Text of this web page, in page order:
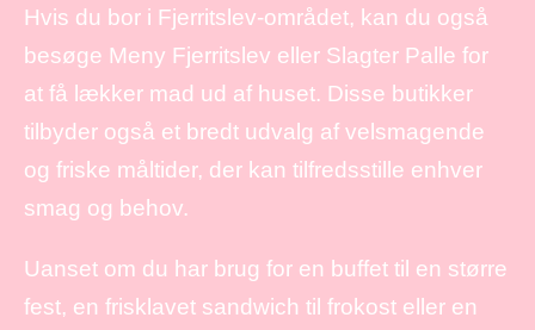
Hvis du bor i Fjerritslev-området, kan du også
besøge Meny Fjerritslev eller Slagter Palle for
at få lækker mad ud af huset. Disse butikker
tilbyder også et bredt udvalg af velsmagende
og friske måltider, der kan tilfredsstille enhver
smag og behov.
Uanset om du har brug for en buffet til en større
fest, en frisklavet sandwich til frokost eller en